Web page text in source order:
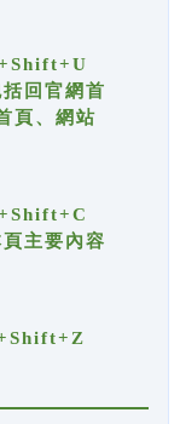
回官網首
頁、網站
主要內容